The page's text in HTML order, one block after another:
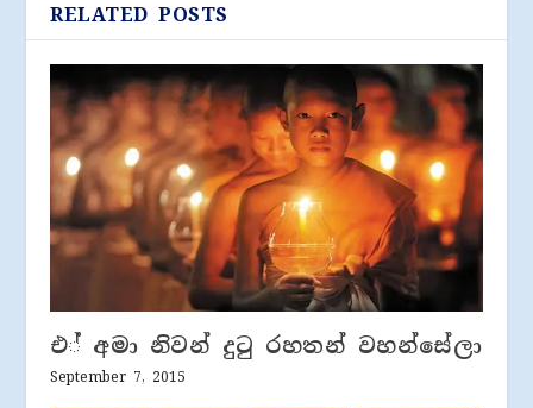
RELATED POSTS
එ් අමා නිවන් දුටු රහතන් වහන්සේලා
September 7, 2015